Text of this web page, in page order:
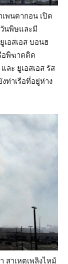
พนตากอน เปิด
นพิษและมี
อสเอส บอนฮ
อพิฆาตติด
ละ ยูเอสเอส รัส
ท่าเรือที่อยู่ห่าง
สาเหตุเพลิงไหม้